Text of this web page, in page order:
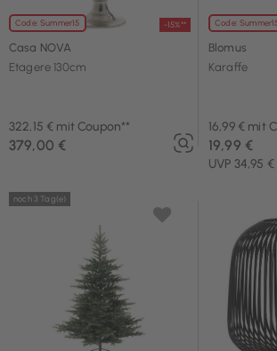
Code: Summer15 -15%**
Casa NOVA
Etagere 130cm
322,15 € mit Coupon**
379,00 €
Code:
Blomus
Karaffe
16,99 € mit
UVP 34,95 €
19,99 €
noch 3 Tag(e)